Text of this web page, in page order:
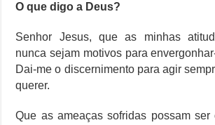
O que digo a Deus?
Senhor Jesus, que as minhas
nunca sejam motivos para
Dai-me o discernimento para agir
querer.
Que as ameaças sofridas possam ser